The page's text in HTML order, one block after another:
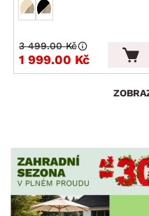
1 999.00 Kč
3 499.00 Kč